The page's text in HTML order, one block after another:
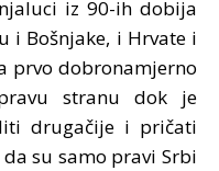
iz 90-ih dobija
i Bošnjake, i Hrvate i
prvo dobronamjerno
stranu dok je
drugačije i pričati
su samo pravi Srbi